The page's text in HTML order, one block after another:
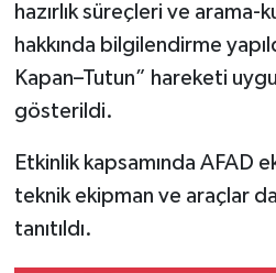
hazırlık süreçleri ve
hakkında bilgilendirme
Kapan–Tutun” hareketi
gösterildi.
Etkinlik kapsamında AFAD
teknik ekipman ve araçlar
tanıtıldı.